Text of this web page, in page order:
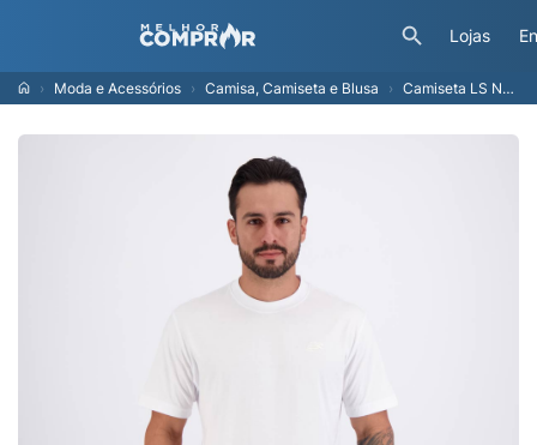
Lojas
Moda e Acessórios Camisa, Camiseta e Blusa Camiseta LS New Balance Masculina N